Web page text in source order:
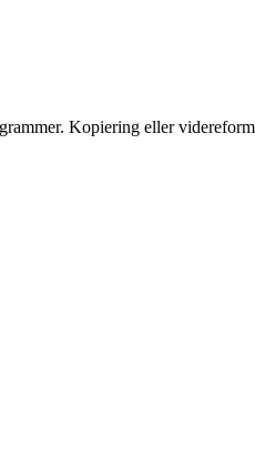
Kopiering eller